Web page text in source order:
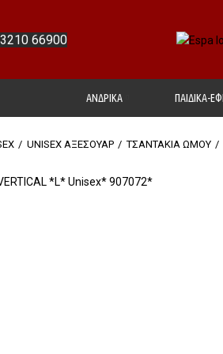
66900
ΑΝΔΡΙΚΑ ΠΑΙΔΙΚΑ-
UNISEX ΑΞΕΣΟΥΑΡ ΤΣΑΝΤΑΚΙΑ ΩΜΟΥ